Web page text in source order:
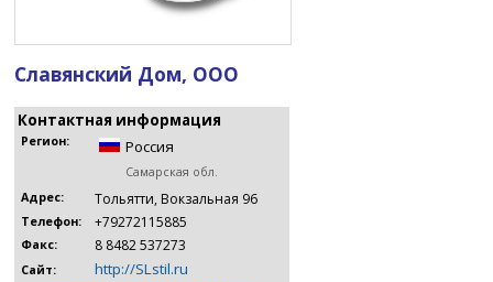
Славянский Дом, ООО
Контактная информация
Регион: Россия
Самарская обл.
Адрес:
Тольятти, Вокзальная 96
Телефон: +79272115885
Факс: 8 8482 537273
Сайт:
http://SLstil.ru